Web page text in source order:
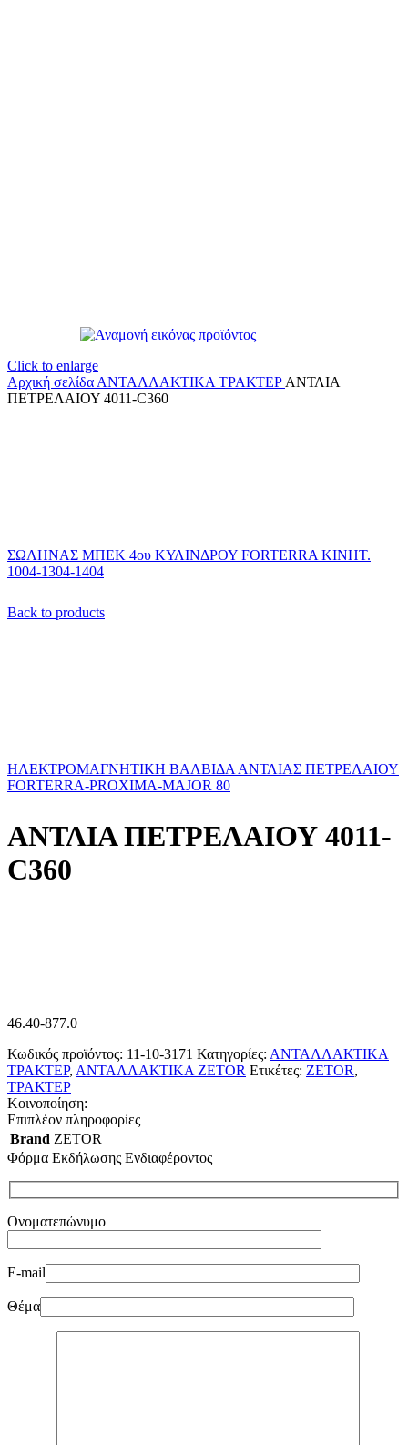
Click to enlarge
Αρχική σελίδα ΑΝΤΑΛΛΑΚΤΙΚΑ ΤΡΑΚΤΕΡ ΑΝΤΛΙΑ
ΠΕΤΡΕΛΑΙΟΥ 4011-C360
ΣΩΛΗΝΑΣ ΜΠΕΚ 4ου ΚΥΛΙΝΔΡΟΥ FORTERRA ΚΙΝΗΤ.
1004-1304-1404
Back to products
ΗΛΕΚΤΡΟΜΑΓΝΗΤΙΚΗ ΒΑΛΒΙΔΑ ΑΝΤΛΙΑΣ ΠΕΤΡΕΛΑΙΟΥ
FORTERRA-PROXIMA-MAJOR 80
ΑΝΤΛΙΑ ΠΕΤΡΕΛΑΙΟΥ 4011-
C360
46.40-877.0
Κωδικός προϊόντος: 11-10-3171 Κατηγορίες: ΑΝΤΑΛΛΑΚΤΙΚΑ
ΤΡΑΚΤΕΡ, ΑΝΤΑΛΛΑΚΤΙΚΑ ZETOR Ετικέτες: ZETOR,
ΤΡΑΚΤΕΡ
Κοινοποίηση:
Επιπλέον πληροφορίες
Brand ZETOR
Φόρμα Εκδήλωσης Ενδιαφέροντος
Ονοματεπώνυμο
E-mail
Θέμα